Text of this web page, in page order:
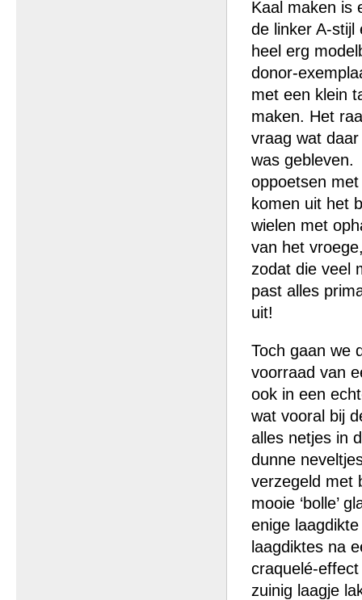
Kaal maken is
de linker A-stijl
heel erg
donor-
met een klein
maken. Het
vraag wat
was gebleven.
oppoetsen
komen uit het
wielen met
van het
zodat die veel
past alles
uit!
Toch gaan we
voorraad van
ook in een
wat vooral bij
alles netjes in
dunne
verzegeld met
mooie ‘bolle’
enige
laagdiktes na
craquelé-
zuinig laagje